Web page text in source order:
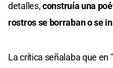
detalles,construía una
rostros se borraban o se
La crítica señalaba que en